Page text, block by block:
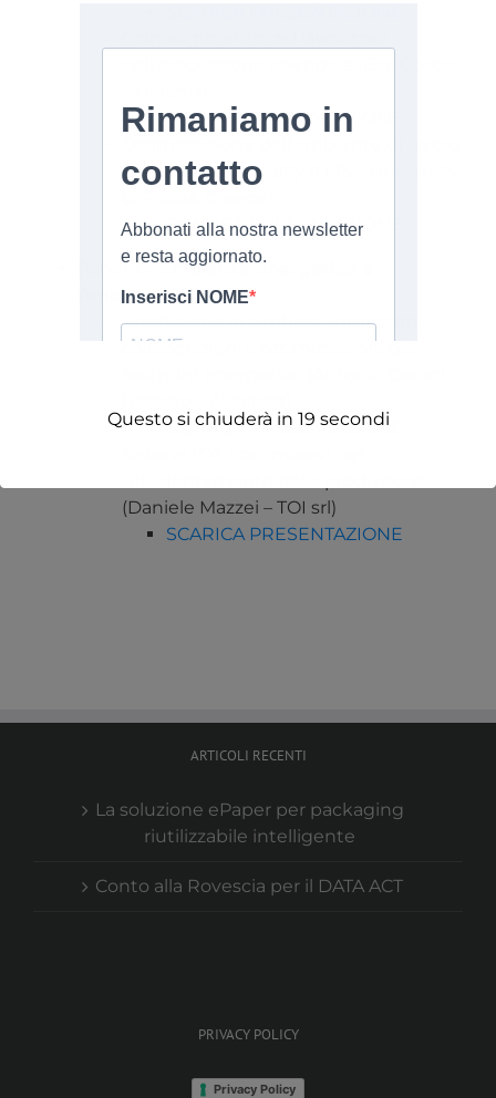
SCARICA PRESENTAZIONE
tramite virtual reality (LMS – University
SCARICA PRESENTAZIONE
Panel 2 –Efficienza Energetica e
Ambientale
Produzione in simbiosi: interazioni,
collaborazioni e ottimizzazioni del
SCARICA PRESENTAZIONE
(Daniele Mazzei – TOI srl)
SCARICA PRESENTAZIONE
ARTICOLI RECENTI
La soluzione ePaper per packaging
riutilizzabile intelligente
Conto alla Rovescia per il DATA ACT
PRIVACY POLICY
Privacy Policy
Questo si chiuderà in 19 secondi